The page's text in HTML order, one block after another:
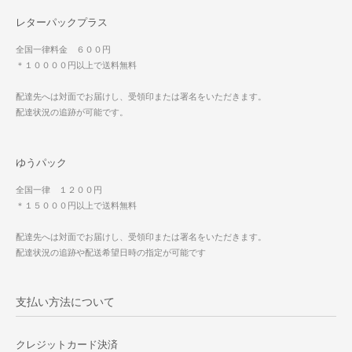
レターパックプラス
全国一律料金 ６００円
＊１００００円以上で送料無料
配達先へは対面でお届けし、受領印または署名をいただきます。
配達状況の追跡が可能です。
ゆうパック
全国一律 １２００円
＊１５０００円以上で送料無料
配達先へは対面でお届けし、受領印または署名をいただきます。
配達状況の追跡や配送希望日時の指定が可能です
支払い方法について
クレジットカード決済